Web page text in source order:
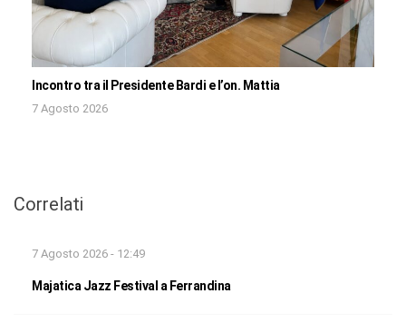
Incontro tra il Presidente Bardi e l’on. Mattia
7 Agosto 2026
Correlati
7 Agosto 2026 - 12:49
Majatica Jazz Festival a Ferrandina